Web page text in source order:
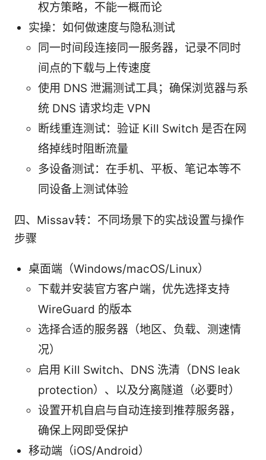
权方策略，不能一概而论
实操：如何做速度与隐私测试
同一时间段连接同一服务器，记录不同时
间点的下载与上传速度
使用 DNS 泄漏测试工具；确保浏览器与系
统 DNS 请求均走 VPN
断线重连测试：验证 Kill Switch 是否在网
络掉线时阻断流量
多设备测试：在手机、平板、笔记本等不
同设备上测试体验
四、Missav转：不同场景下的实战设置与操作
步骤
桌面端（Windows/macOS/Linux）
下载并安装官方客户端，优先选择支持
WireGuard 的版本
选择合适的服务器（地区、负载、测速情
况）
启用 Kill Switch、DNS 洗清（DNS leak
protection）、以及分离隧道（必要时）
设置开机自启与自动连接到推荐服务器，
确保上网即受保护
移动端（iOS/Android）